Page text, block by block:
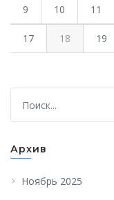
9 10 11
17 18 19
Архив
Ноябрь 2025